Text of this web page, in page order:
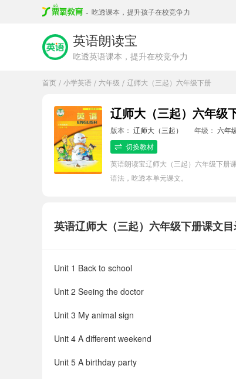
- 吃透课本，提升孩子在校竞争力
英语朗读宝
吃透英语课本，提升在校竞争力
首页 / 小学英语 / 六年级 / 辽师大（三起）六年级下册
辽师大（三起）六年级
版本： 辽师大（三起） 年级： 六年
切换教材
英语朗读宝辽师大（三起）六年级下册
语法，吃透本单元课文。
英语辽师大（三起）六年级下册课文
Unit 1 Back to school
Unit 2 Seeing the doctor
Unit 3 My animal sign
Unit 4 A different weekend
Unit 5 A birthday party